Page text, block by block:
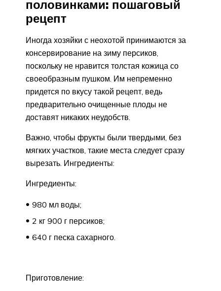
половинками: пошаговый
рецепт
Иногда хозяйки с неохотой принимаются за
консервирование на зиму персиков,
поскольку не нравится толстая кожица со
своеобразным пушком. Им непременно
придется по вкусу такой рецепт, ведь
предварительно очищенные плоды не
доставят никаких неудобств.
Важно, чтобы фрукты были твердыми, без
мягких участков, такие места следует сразу
вырезать. Ингредиенты:
Ингредиенты:
980 мл воды;
2 кг 900 г персиков;
640 г песка сахарного.
Приготовление: